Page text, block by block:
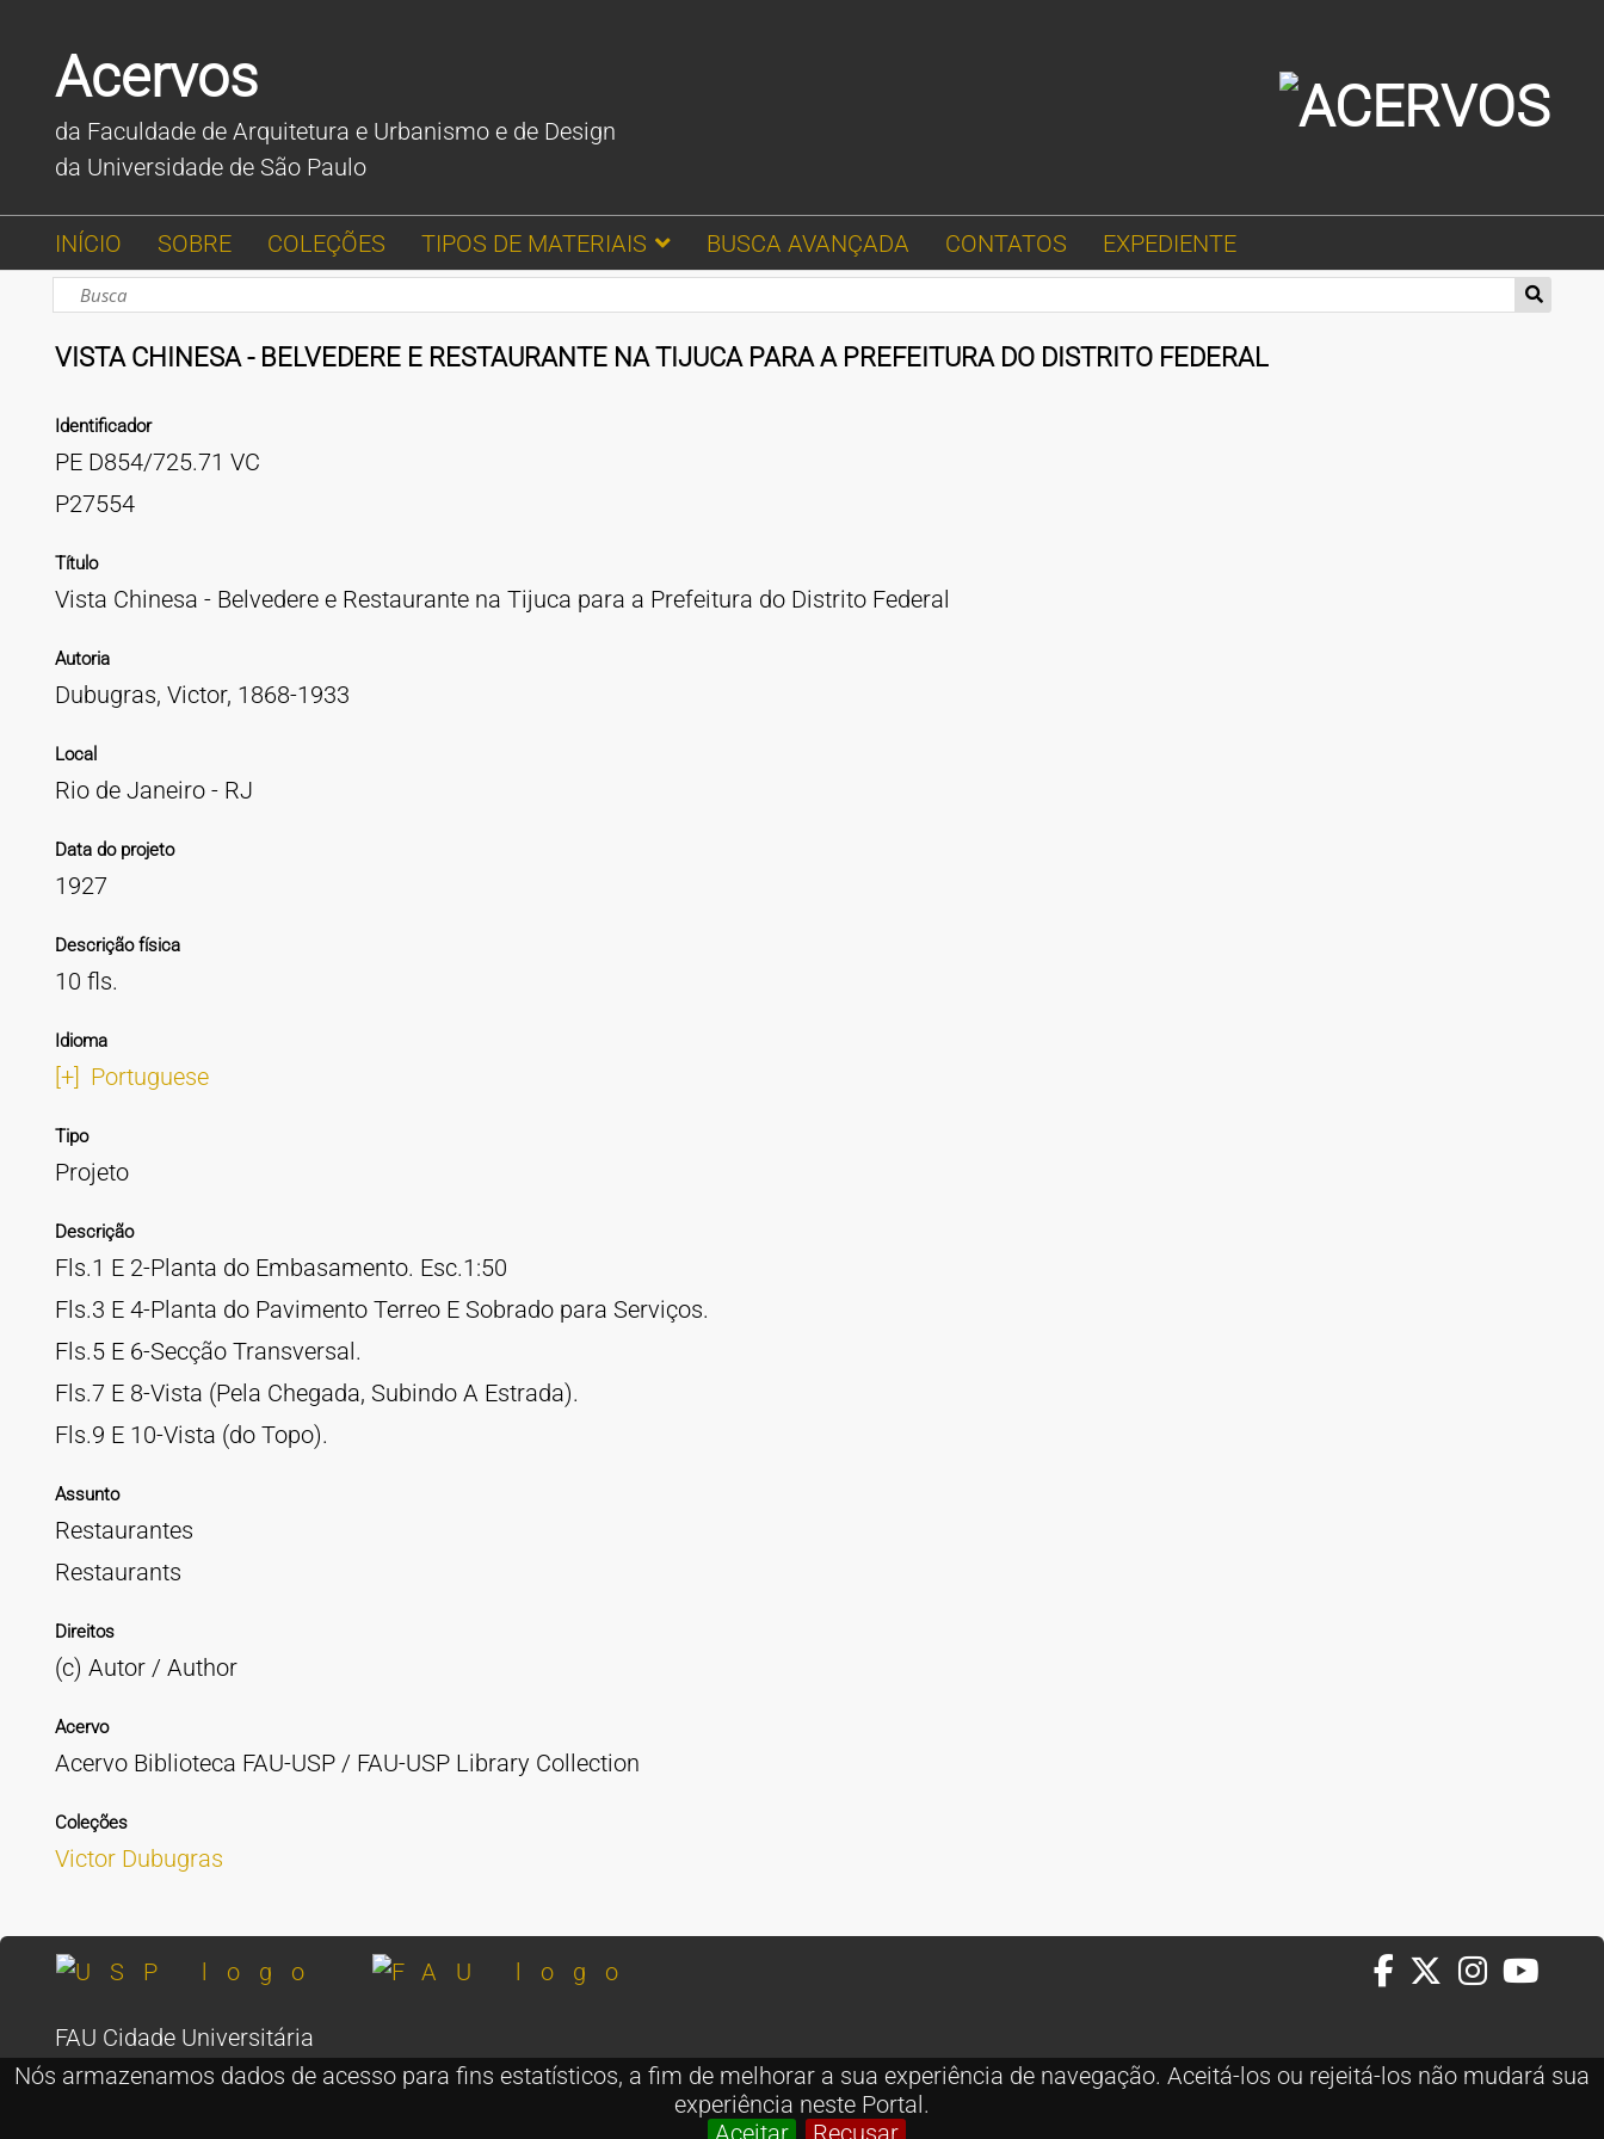
Nós armazenamos dados de acesso para fins estatísticos, a fim de melhorar a sua experiência de navegação. Aceitá-los ou rejeitá-los não mudará sua
experiência neste Portal.
Aceitar
Recusar
Acervos
da Faculdade de Arquitetura e Urbanismo e de Design
da Universidade de São Paulo
INÍCIO SOBRE COLEÇÕES TIPOS DE MATERIAIS BUSCA AVANÇADA CONTATOS EXPEDIENTE
VISTA CHINESA - BELVEDERE E RESTAURANTE NA TIJUCA PARA A PREFEITURA DO DISTRITO FEDERAL
Identificador
PE D854/725.71 VC
P27554
Título
Vista Chinesa - Belvedere e Restaurante na Tijuca para a Prefeitura do Distrito Federal
Autoria
Dubugras, Victor, 1868-1933
Local
Rio de Janeiro - RJ
Data do projeto
1927
Descrição física
10 fls.
Idioma
[+] Portuguese
Tipo
Projeto
Descrição
Fls.1 E 2-Planta do Embasamento. Esc.1:50
Fls.3 E 4-Planta do Pavimento Terreo E Sobrado para Serviços.
Fls.5 E 6-Secção Transversal.
Fls.7 E 8-Vista (Pela Chegada, Subindo A Estrada).
Fls.9 E 10-Vista (do Topo).
Assunto
Restaurantes
Restaurants
Direitos
(c) Autor / Author
Acervo
Acervo Biblioteca FAU-USP / FAU-USP Library Collection
Coleções
Victor Dubugras
FAU Cidade Universitária
Rua do Lago, 876 - São Paulo - SP - Brasil